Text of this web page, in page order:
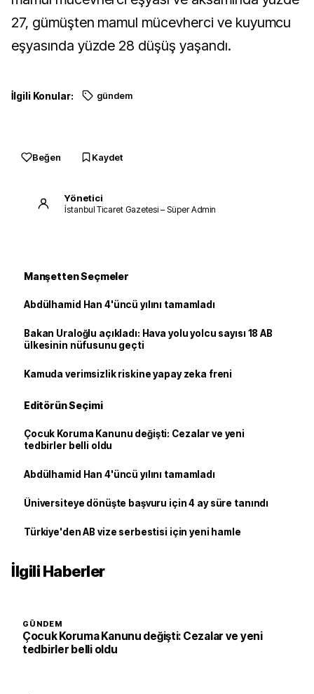
27, gümüşten mamul mücevherci ve kuyumcu
eşyasında yüzde 28 düşüş yaşandı.
İlgili Konular: gündem
Beğen Kaydet
Yönetici
İstanbul Ticaret Gazetesi – Süper Admin
Manşetten Seçmeler
Abdülhamid Han 4'üncü yılını tamamladı
Bakan Uraloğlu açıkladı: Hava yolu yolcu sayısı 18 AB
ülkesinin nüfusunu geçti
Kamuda verimsizlik riskine yapay zeka freni
Editörün Seçimi
Çocuk Koruma Kanunu değişti: Cezalar ve yeni
tedbirler belli oldu
Abdülhamid Han 4'üncü yılını tamamladı
Üniversiteye dönüşte başvuru için 4 ay süre tanındı
Türkiye'den AB vize serbestisi için yeni hamle
İlgili Haberler
GÜNDEM
Çocuk Koruma Kanunu değişti: Cezalar ve yeni
tedbirler belli oldu